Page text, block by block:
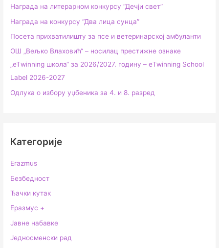
Награда на литерарном конкурсу “Дечји свет”
Награда на конкурсу “Два лица сунца”
Посета прихватилишту за псе и ветеринарској амбуланти
ОШ „Вељко Влаховић“ – носилац престижне ознаке
„еТwinning школа“ за 2026/2027. годину – еTwinning School
Label 2026-2027
Одлука о избору уџбеника за 4. и 8. разред
Категорије
Erazmus
Безбедност
Ђачки кутак
Еразмус +
Јавне набавке
Једносменски рад